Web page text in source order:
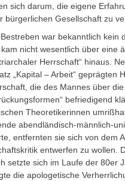
sich darum, die eigene
bürgerlichen Gesellschaft zu
war bekanntlich kein
nicht wesentlich über eine
Herrschaft“ hinaus.
„Kapital – Arbeit“ geprägten
die des Mannes über
befriedigend
Theoretikerinnen
abendländisch-männlich-
entfernten sie sich von dem
entwerfen zu wollen.
setzte sich im Laufe der 80er
die apologetische